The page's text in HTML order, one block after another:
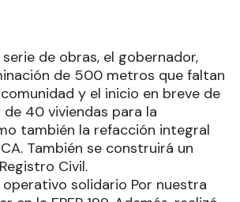
de obras, el gobernador,
de 500 metros que faltan
y el inicio en breve de
40 viviendas para la
también la refacción integral
También se construirá un
Civil.
solidario Por nuestra